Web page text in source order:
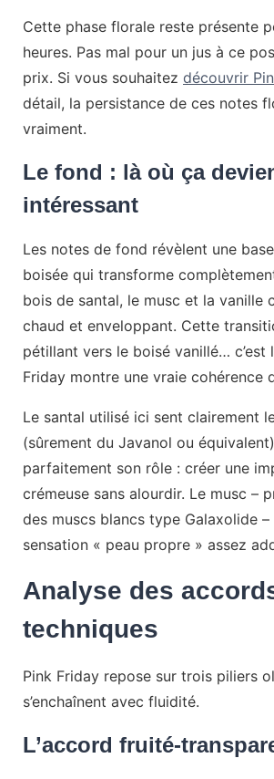
Cette phase florale reste présente
heures. Pas mal pour un jus à ce
prix. Si vous souhaitez découvrir
détail, la persistance de ces notes
vraiment.
Le fond : là où ça
intéressant
Les notes de fond révèlent une
boisée qui transforme
bois de santal, le musc et la vanille
chaud et enveloppant. Cette
pétillant vers le boisé vanillé… c’est
Friday montre une vraie cohérence
Le santal utilisé ici sent clairement
(sûrement du Javanol ou
parfaitement son rôle : créer une
crémeuse sans alourdir. Le musc –
des muscs blancs type Galaxolide
sensation « peau propre » assez
Analyse des
techniques
Pink Friday repose sur trois piliers
s’enchaînent avec fluidité.
L’accord fruité-